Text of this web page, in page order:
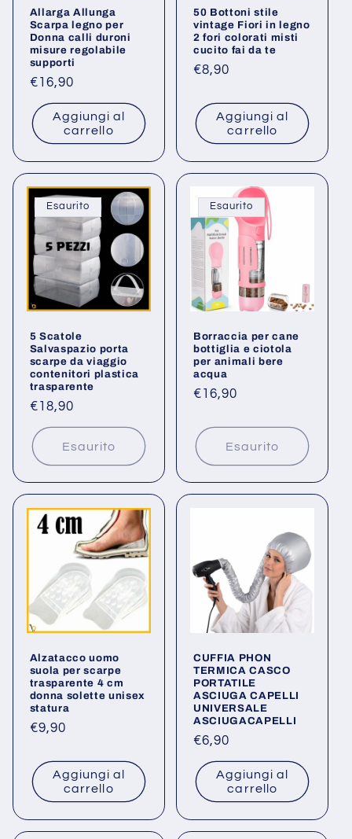
Allarga Allunga
Scarpa legno per
Donna calli duroni
misure regolabile
supporti
Prezzo
listino
€16,90
Aggiungi al
carrello
50 Bottoni stile
vintage Fiori in legno
2 fori colorati misti
cucito fai da te
Prezzo
listino
€8,90
Aggiungi al
carrello
Esaurito
5 Scatole
Salvaspazio porta
scarpe da viaggio
contenitori plastica
trasparente
Prezzo
listino
€18,90
Esaurito
Esaurito
Borraccia per cane
bottiglia e ciotola
per animali bere
acqua
Prezzo
listino
€16,90
Esaurito
Alzatacco uomo
suola per scarpe
trasparente 4 cm
donna solette unisex
statura
Prezzo
listino
€9,90
Aggiungi al
carrello
CUFFIA PHON
TERMICA CASCO
PORTATILE
ASCIUGA CAPELLI
UNIVERSALE
ASCIUGACAPELLI
Prezzo
listino
€6,90
Aggiungi al
carrello